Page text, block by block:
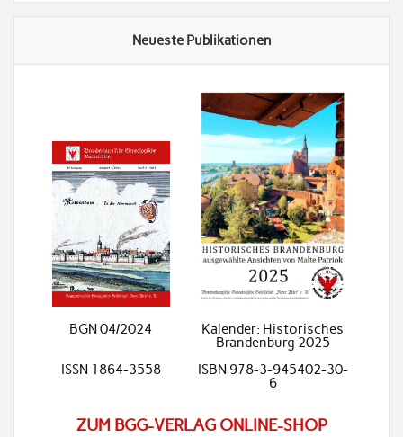
Neueste Publikationen
BGN 04/2024
Kalender: Historisches
Brandenburg 2025
ISSN 1864-3558
ISBN 978-3-945402-30-
6
ZUM BGG-VERLAG ONLINE-SHOP